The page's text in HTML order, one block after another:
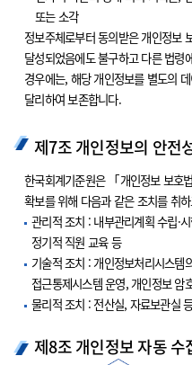
또는 소각
정보주체로부터 동의받은 개인정보
달성되었음에도 불구하고 다른 법령
경우에는, 해당 개인정보를 별도의
달리하여 보존합니다.
제7조 개인정보의 안전
한국회계기준원은 「개인정보 보호
확보를 위해 다음과 같은 조치를 취
관리적 조치 : 내부관리계획 수립·
정기적 직원 교육 등
기술적 조치 : 개인정보처리시스템
접근통제시스템 운영, 개인정보 암
물리적 조치 : 전산실, 자료보관실
제8조 개인정보 자동 수